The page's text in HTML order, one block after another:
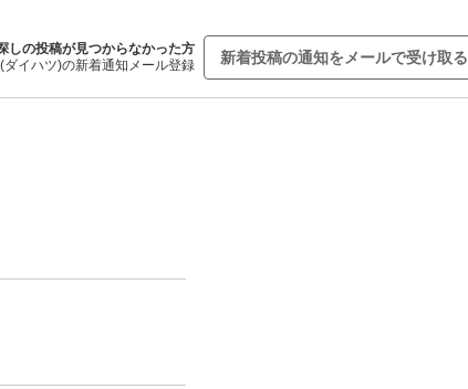
しの投稿が見つからなかった方
イハツ)の新着通知メール登録
新着投稿の通知をメールで受け取る